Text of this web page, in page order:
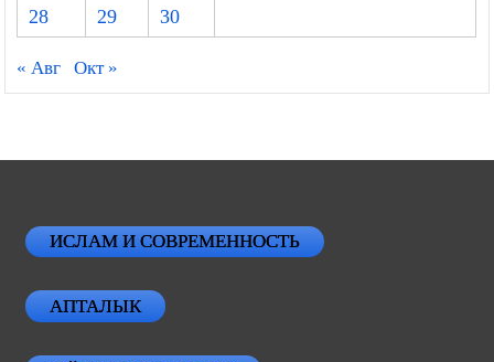
28
29 30
« Авг Окт »
ИСЛАМ И СОВРЕМЕННОСТЬ
АПТАЛЫК